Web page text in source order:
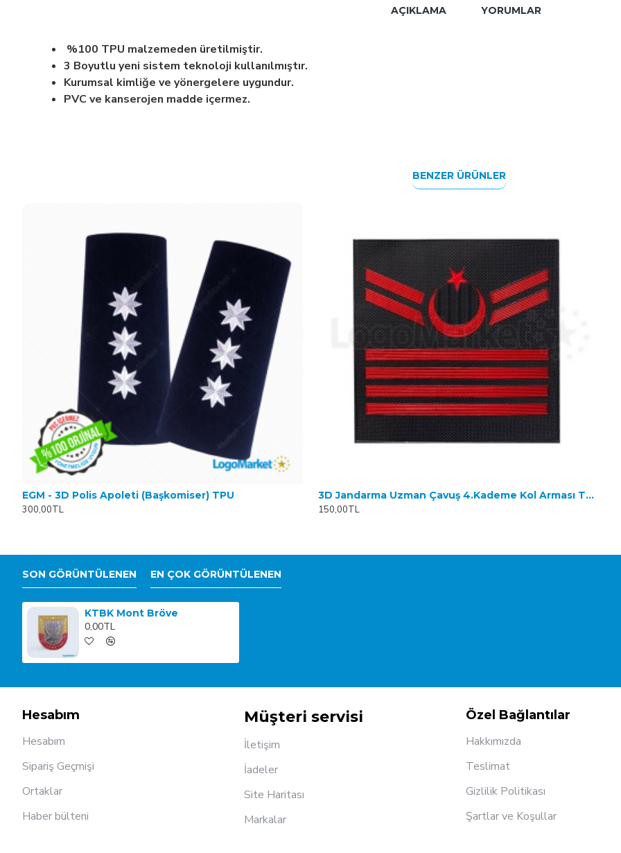
AÇIKLAMA YORUMLAR
%100 TPU malzemeden üretilmiştir.
3 Boyutlu yeni sistem teknoloji kullanılmıştır.
Kurumsal kimliğe ve yönergelere uygundur.
PVC ve kanserojen madde içermez.
BENZER ÜRÜNLER
EGM - 3D Polis Apoleti (Başkomiser) TPU
300,00TL
3D Jandarma Uzman Çavuş 4.Kademe Kol Arması TPU
150,00TL
SON GÖRÜNTÜLENEN EN ÇOK GÖRÜNTÜLENEN
KTBK Mont Bröve
0,00TL
Hesabım
Hesabım
Sipariş Geçmişi
Ortaklar
Haber bülteni
Müşteri servisi
İletişim
İadeler
Site Haritası
Markalar
Özel Bağlantılar
Hakkımızda
Teslimat
Gizlilik Politikası
Şartlar ve Koşullar